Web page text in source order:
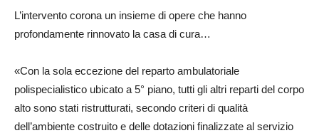
L’intervento corona un insieme di opere che hanno
profondamente rinnovato la casa di cura…
«Con la sola eccezione del reparto ambulatoriale
polispecialistico ubicato a 5° piano, tutti gli altri reparti del corpo
alto sono stati ristrutturati, secondo criteri di qualità
dell’ambiente costruito e delle dotazioni finalizzate al servizio